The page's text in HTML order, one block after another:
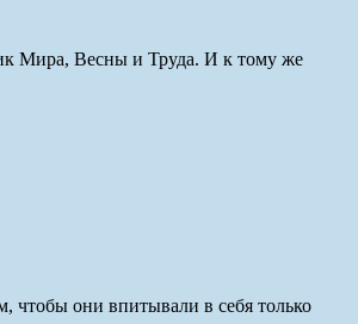
Мира, Весны и Труда. И к тому же
чтобы они впитывали в себя только